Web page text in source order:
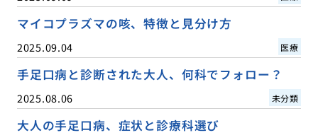
マイコプラズマの咳、特徴と見分け方
2025.09.04 医療
手足口病と診断された大人、何科でフォロー？
2025.08.06 未分類
大人の手足口病、症状と診療科選び